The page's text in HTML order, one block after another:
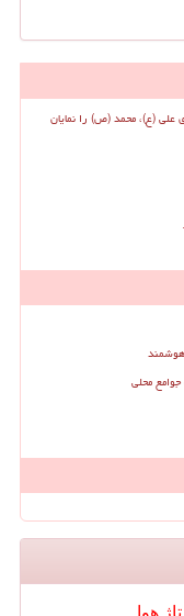
(ع)، محمد (ص) را نمایان
محلی